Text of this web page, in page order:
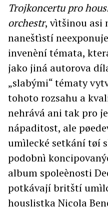
Trojkoncertu pro
orchestr, vìtšinou asi
naneštìstí
invenèní témata,
jako jiná autorova
„slabými“ tématy
tohoto rozsahu a
nehrává ani tak pro
nápaditost, ale
umìlecké setkání tøí
podobnì
album spoleènosti
potkávají britští
houslistka Nicola